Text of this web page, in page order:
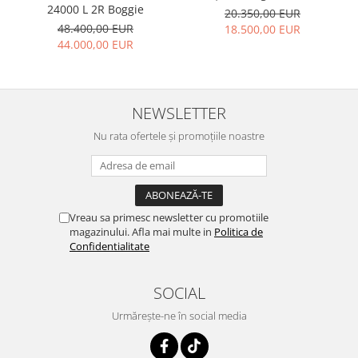
amestecarea solului și aerarea corectă a acestuia
• Adâncime maximă de lucru: 250 mm
• Vârf ancoră: Reversibil
24000 L 2R Boggie
48.400,00 EUR
44.000,00 EUR
20.350,00 EUR
18.500,00 EUR
NEWSLETTER
Nu rata ofertele și promoțiile noastre
Vreau sa primesc newsletter cu promotiile
magazinului. Afla mai multe in Politica de
Confidentialitate
SOCIAL
Urmărește-ne în social media